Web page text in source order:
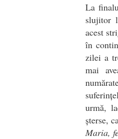
La
slujitor
acest
în
zilei a
mai
urmă,
șterse,
Maria,